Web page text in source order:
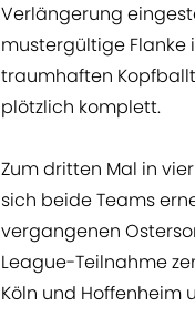
Verlängerung
mustergültige Flanke
traumhaften
plötzlich komplett.
Zum dritten Mal in
sich beide Teams
vergangenen
League-Teilnahme
Köln und Hoffenheim